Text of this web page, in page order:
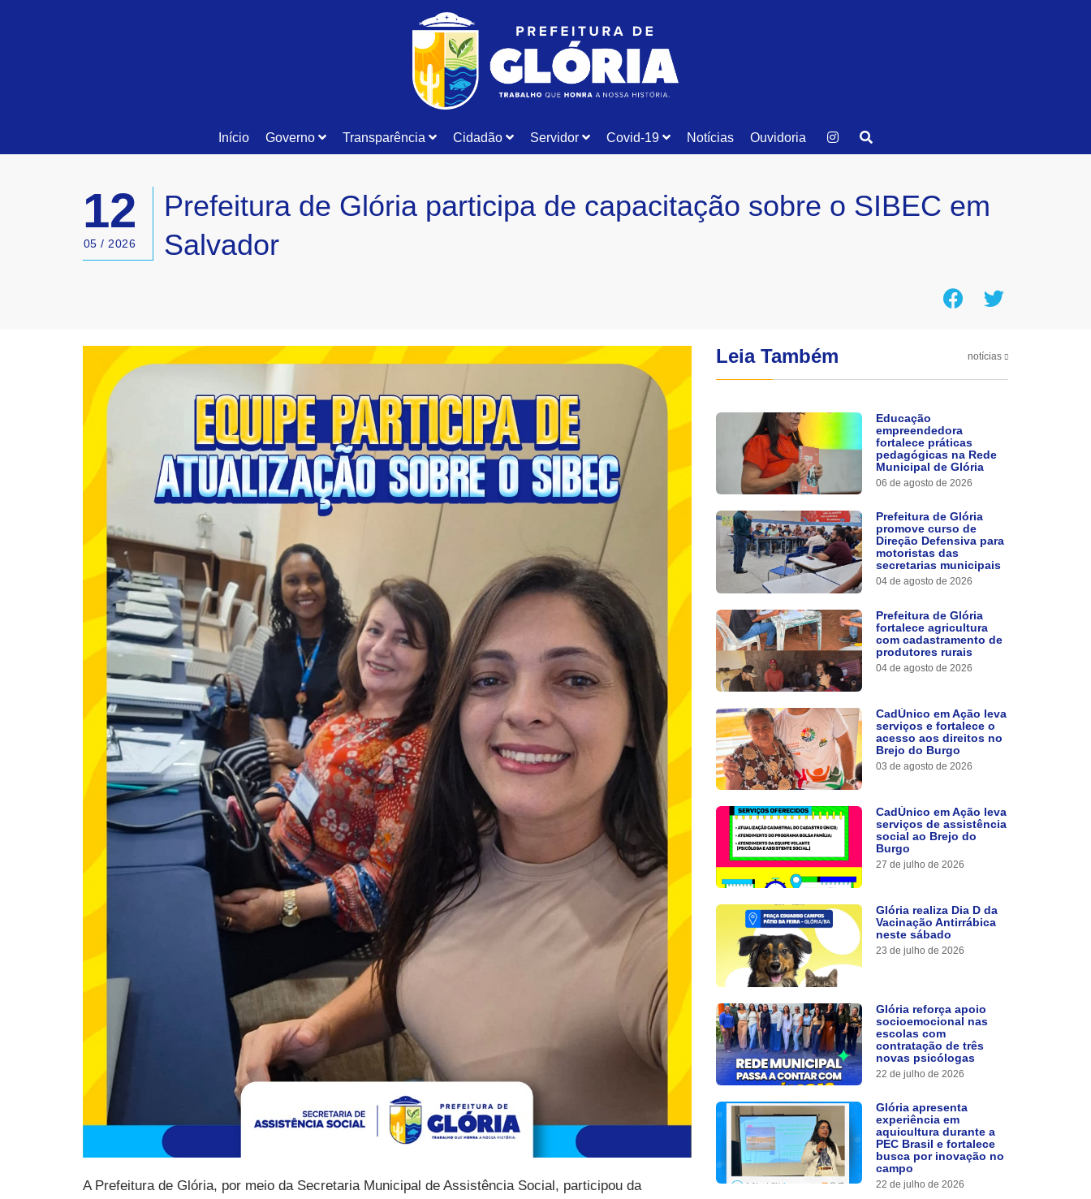
Início Governo Transparência Cidadão Servidor Covid-19 Notícias Ouvidoria
12
05 / 2026
Prefeitura de Glória participa de capacitação sobre o SIBEC em
Salvador
A Prefeitura de Glória, por meio da Secretaria Municipal de Assistência Social, participou da
notícias
Leia Também
Educação
empreendedora
fortalece práticas
pedagógicas na Rede
Municipal de Glória
06 de agosto de 2026
Prefeitura de Glória
promove curso de
Direção Defensiva para
motoristas das
secretarias municipais
04 de agosto de 2026
Prefeitura de Glória
fortalece agricultura
com cadastramento de
produtores rurais
04 de agosto de 2026
CadÚnico em Ação leva
serviços e fortalece o
acesso aos direitos no
Brejo do Burgo
03 de agosto de 2026
CadÚnico em Ação leva
serviços de assistência
social ao Brejo do
Burgo
27 de julho de 2026
Glória realiza Dia D da
Vacinação Antirrábica
neste sábado
23 de julho de 2026
Glória reforça apoio
socioemocional nas
escolas com
contratação de três
novas psicólogas
22 de julho de 2026
Glória apresenta
experiência em
aquicultura durante a
PEC Brasil e fortalece
busca por inovação no
campo
22 de julho de 2026